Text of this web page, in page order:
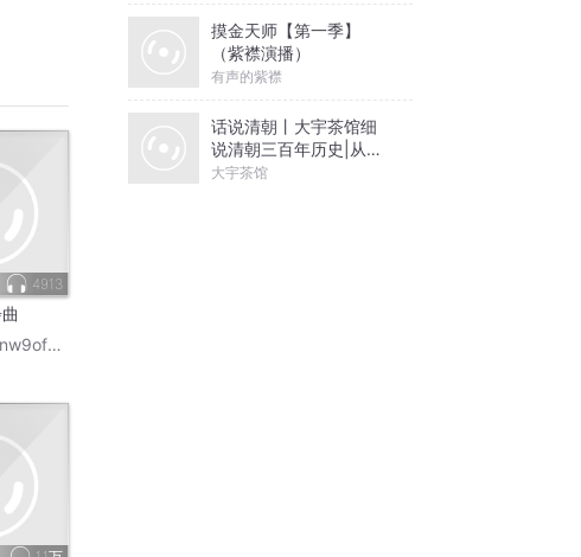
4913
摸金天师【第一季】
（紫襟演播）
有声的紫襟
话说清朝丨大宇茶馆细
说清朝三百年历史|从努
尔哈赤到末代皇帝溥仪|
大宇茶馆